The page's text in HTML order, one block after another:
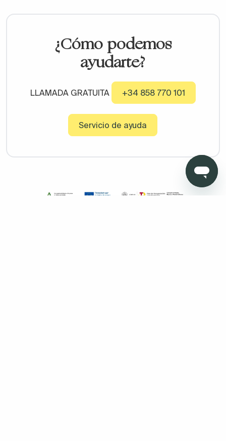
¿Cómo podemos
ayudarte?
LLAMADA GRATUITA +34 858 770 101
Servicio de ayuda